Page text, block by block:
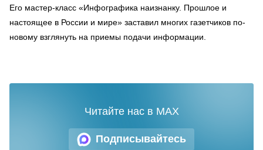
Его мастер-класс «Инфографика наизнанку. Прошлое и
настоящее в России и мире» заставил многих газетчиков по-
новому взглянуть на приемы подачи информации.
Подписывайтесь
Читайте нас в MAX